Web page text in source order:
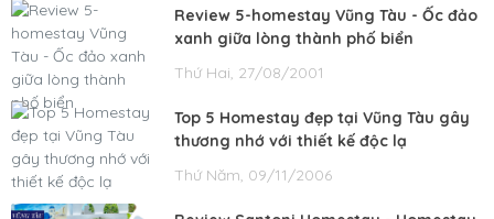
Review 5-homestay Vũng Tàu - Ốc đảo
xanh giữa lòng thành phố biển
Thứ Hai, 27/08/2001
Top 5 Homestay đẹp tại Vũng Tàu gây
thương nhớ với thiết kế độc lạ
Thứ Năm, 09/11/2006